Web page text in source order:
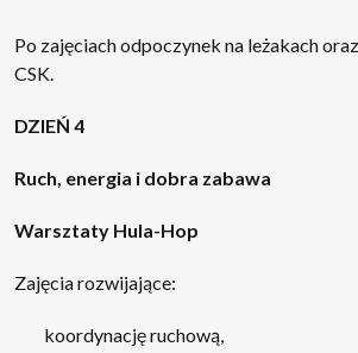
Po zajęciach odpoczynek na leżakach
CSK.
DZIEŃ 4
Ruch, energia i dobra zabawa
Warsztaty Hula-Hop
Zajęcia rozwijające:
koordynację ruchową,